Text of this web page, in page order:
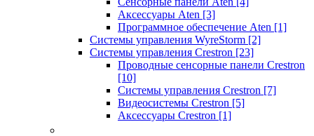
Аксессуары Aten [3]
Программное обеспечение Aten [1]
Системы управления WyreStorm [2]
Системы управления Crestron [23]
Проводные сенсорные панели Crestron
[10]
Системы управления Crestron [7]
Видеосистемы Crestron [5]
Аксессуары Crestron [1]